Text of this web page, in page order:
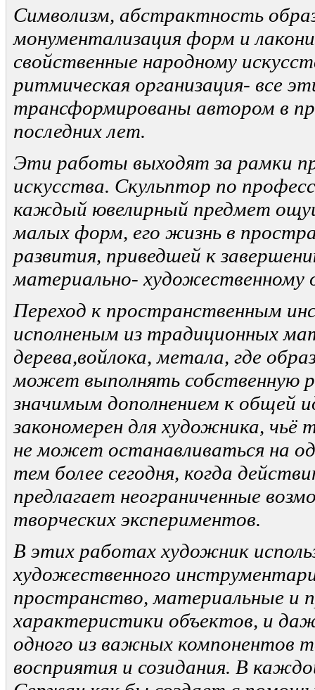
Символизм, абстрактность
монументализация форм и
свойственные народному
ритмическая организация- все
трансформированы автором в
последних лет.
Эти работы выходят за рамки
искусства. Скульптор по
каждый ювелирный предмет
малых форм, его жизнь в
развития, приведшей к
материально- художественному
Переход к пространственным
исполненым из традиционных
дерева,войлока, метала, где
может выполнять собственную
значимым дополнением к общей
закономерен для художника, чьё
не может останавливаться на
тем более сегодня, когда
предлагает неограниченные
творческих экспериментов.
В этих работах художник
художественного
пространство, материальные и
характеристики объектов, и
одного из важных компонентов
восприятия и созидания. В